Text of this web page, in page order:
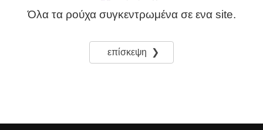
Όλα τα ρούχα συγκεντρωμένα σε ενα site.
επίσκεψη ❯